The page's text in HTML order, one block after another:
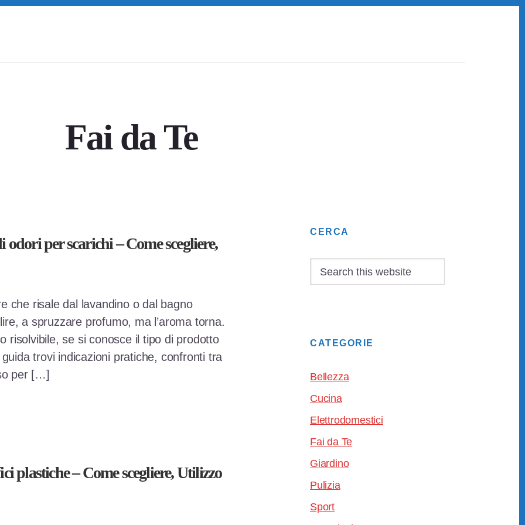
Fai da Te
odori per scarichi – Come scegliere,
che risale dal lavandino o dal bagno
a spruzzare profumo, ma l’aroma torna.
risolvibile, se si conosce il tipo di prodotto
trovi indicazioni pratiche, confronti tra
per […]
plastiche – Come scegliere, Utilizzo
Primary
Sidebar
CERCA
CATEGORIE
Bellezza
Cucina
Elettrodomestici
Fai da Te
Giardino
Pulizia
Sport